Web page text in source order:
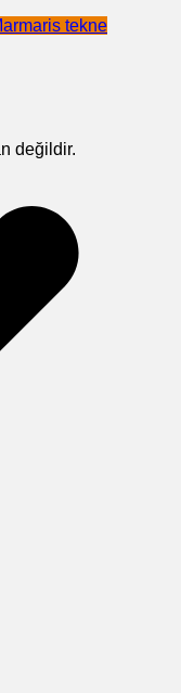
tekne
değildir.